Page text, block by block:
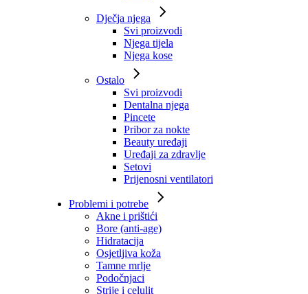
Dječja njega
Svi proizvodi
Njega tijela
Njega kose
Ostalo
Svi proizvodi
Dentalna njega
Pincete
Pribor za nokte
Beauty uređaji
Uređaji za zdravlje
Setovi
Prijenosni ventilatori
Problemi i potrebe
Akne i prištići
Bore (anti-age)
Hidratacija
Osjetljiva koža
Tamne mrlje
Podočnjaci
Strije i celulit